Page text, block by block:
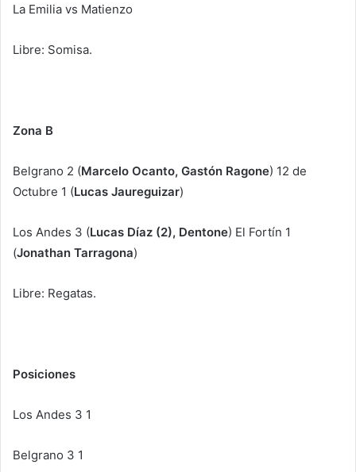
La Emilia vs Matienzo
Libre: Somisa.
Zona B
Belgrano 2 (Marcelo Ocanto, Gastón Ragone) 12 de
Octubre 1 (Lucas Jaureguizar)
Los Andes 3 (Lucas Díaz (2), Dentone) El Fortín 1
(Jonathan Tarragona)
Libre: Regatas.
Posiciones
Los Andes 3 1
Belgrano 3 1